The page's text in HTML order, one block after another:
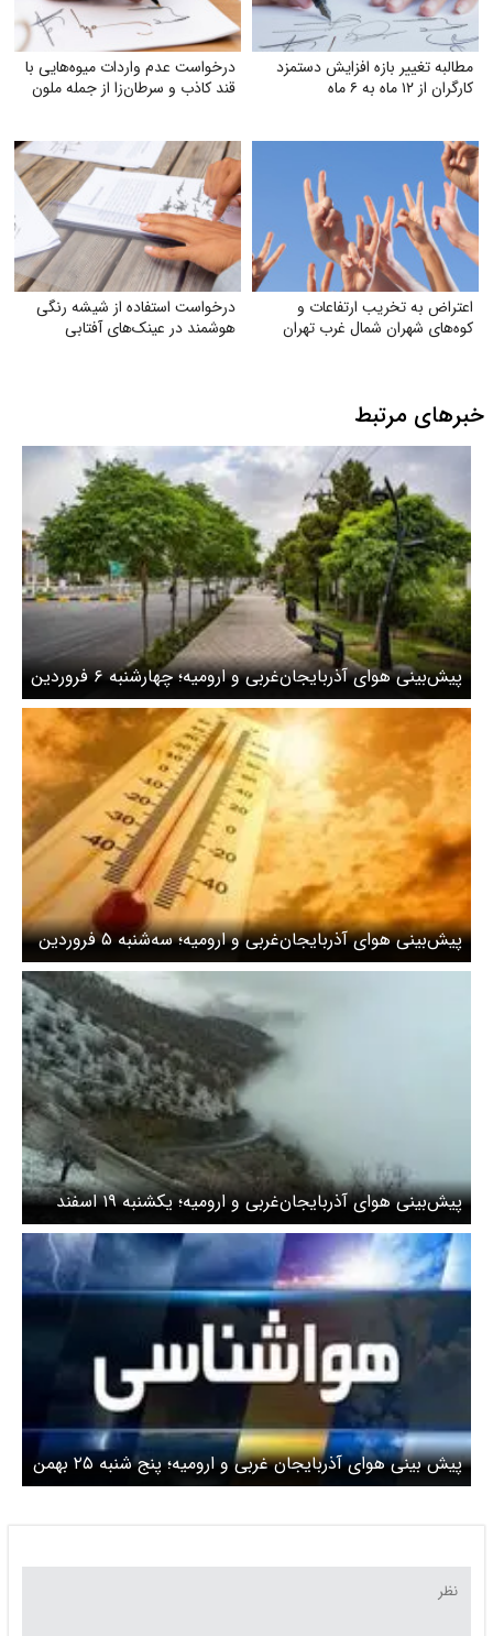
مطالبه تغییر بازه افزایش دستمزد
کارگران از ۱۲ ماه به ۶ ماه
درخواست عدم واردات میوه‌هایی با
قند کاذب و سرطان‌زا از جمله ملون
اعتراض به تخریب ارتفاعات و
کوه‌های شهران شمال غرب تهران
درخواست استفاده از شیشه رنگی
هوشمند در عینک‌های آفتابی
خبرهای مرتبط
پیش‌بینی هوای آذربایجان‌غربی و ارومیه؛ چهارشنبه ۶ فروردین
۱۴۰۴
پیش‌بینی هوای آذربایجان‌غربی و ارومیه؛ سه‌شنبه ۵ فروردین
۱۴۰۴
پیش‌بینی هوای آذربایجان‌غربی و ارومیه؛ یکشنبه ۱۹ اسفند
پیش بینی هوای آذربایجان غربی و ارومیه؛ پنج شنبه ۲۵ بهمن